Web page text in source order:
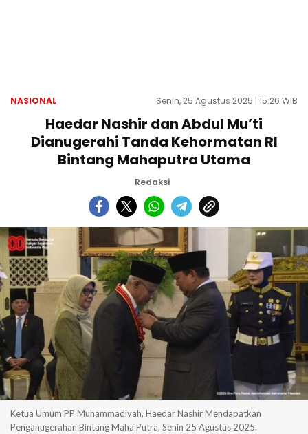
NASIONAL Senin, 25 Agustus 2025 | 15:26 WIB
Haedar Nashir dan Abdul Mu’ti
Dianugerahi Tanda Kehormatan RI
Bintang Mahaputra Utama
Redaksi
Ketua Umum PP Muhammadiyah, Haedar Nashir Mendapatkan
Penganugerahan Bintang Maha Putra, Senin 25 Agustus 2025.